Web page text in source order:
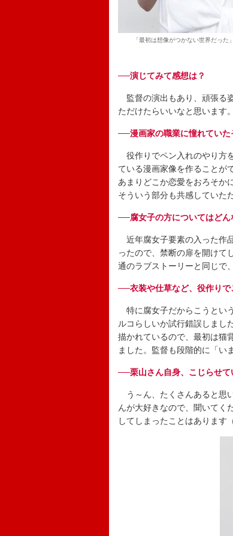
「最初は想像がつかない世界だった
──演じてみて感想は？
監督の演出もあり、頑張る
ただけたらいいなと思います。
──漫画家の職業に憧れてい
役作りでペン入れのやり方
ている漫画家像を作ることが
あまりどこか恋愛をおろそか
そういう部分も共感していた
──腐女子の方についてはど
近年腐女子要素の入った作
ったので、禁断の扉を開けて
通のラブストーリーと同じで
──衣装や仕草など、役作りで
特に腐女子だからこうとい
ルコらしいか試行錯誤しまし
描かれているので、最初は猫
ました。監督も段階的に「い
──栗山さん自身、こじらせ
う～ん、たくさんあると思
んが大好きなので、聞いてく
してしまったことはあります